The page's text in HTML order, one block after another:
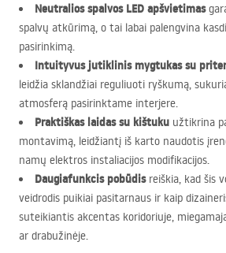
Neutralios spalvos LED apšvietimas
spalvų atkūrimą, o tai labai palengvina
pasirinkimą.
Intuityvus jutiklinis mygtukas su
leidžia sklandžiai reguliuoti ryškumą,
atmosferą pasirinktame interjere.
Praktiškas laidas su kištuku užtikrina
montavimą, leidžiantį iš karto naudotis
namų elektros instaliacijos modifikacijos.
Daugiafunkcis pobūdisreiškia, kad šis
veidrodis puikiai pasitarnaus ir kaip
suteikiantis akcentas koridoriuje,
ar drabužinėje.